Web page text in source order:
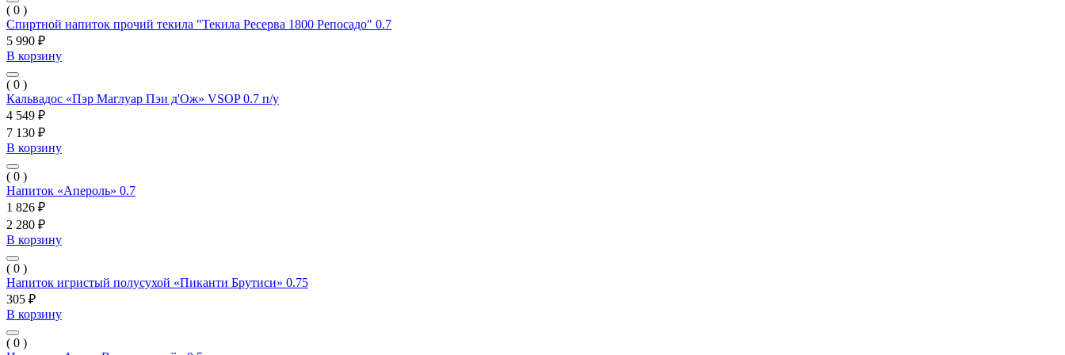
( 0 )
Спиртной напиток прочий текила "Текила Ресерва 1800 Репосадо" 0.7
5 990 ₽
В корзину
( 0 )
Кальвадос «Пэр Маглуар Пэи д'Ож» VSOP 0.7 п/у
4 549 ₽
7 130 ₽
В корзину
( 0 )
Напиток «Апероль» 0.7
1 826 ₽
2 280 ₽
В корзину
( 0 )
Напиток игристый полусухой «Пиканти Брутиси» 0.75
305 ₽
В корзину
( 0 )